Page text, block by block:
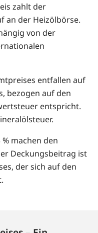
zahlt der
an der Heizölbörse.
von der
entfallen auf
bezogen auf den
entspricht.
machen den
Deckungsbeitrag ist
der sich auf den